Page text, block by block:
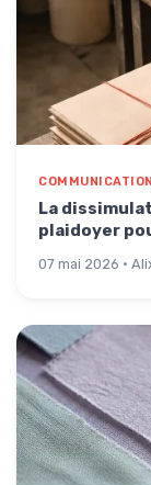
La
plaidoyer
07 mai 2026 ·